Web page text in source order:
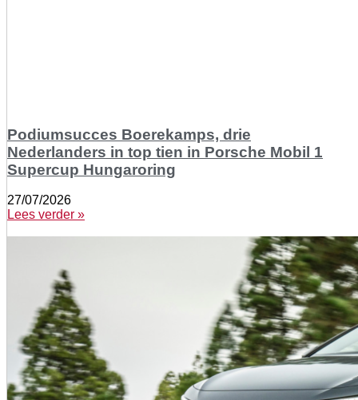
Podiumsucces Boerekamps, drie
Nederlanders in top tien in Porsche Mobil 1
Supercup Hungaroring
27/07/2026
Lees verder »